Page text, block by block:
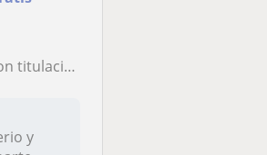
de primsria y primeros cursos de la ESO
y